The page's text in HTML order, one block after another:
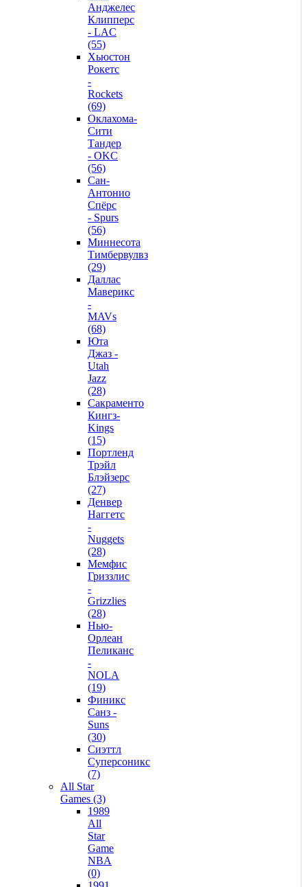
Анджелес
Клипперс
- LAC
(55)
Хьюстон
Рокетс
-
Rockets
(69)
Оклахома-
Сити
Тандер
- OKC
(56)
Сан-
Антонио
Спёрс
- Spurs
(56)
Миннесота
Тимбервулвз
(29)
Даллас
Маверикс
-
MAVs
(68)
Юта
Джаз -
Utah
Jazz
(28)
Сакраменто
Кингз-
Kings
(15)
Портленд
Трэйл
Блэйзерс
(27)
Денвер
Наггетс
-
Nuggets
(28)
Мемфис
Гриззлис
-
Grizzlies
(28)
Нью-
Орлеан
Пеликанс
-
NOLA
(19)
Финикс
Санз -
Suns
(30)
Сиэттл
Суперсоникс
(7)
All Star
Games (3)
1989
All
Star
Game
NBA
(0)